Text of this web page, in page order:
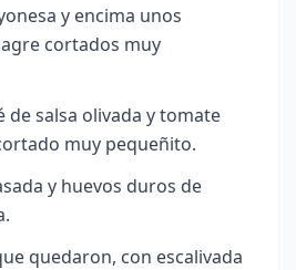
y encima unos
cortados muy
de salsa olivada y tomate
muy pequeñito.
y huevos duros de
quedaron, con escalivada